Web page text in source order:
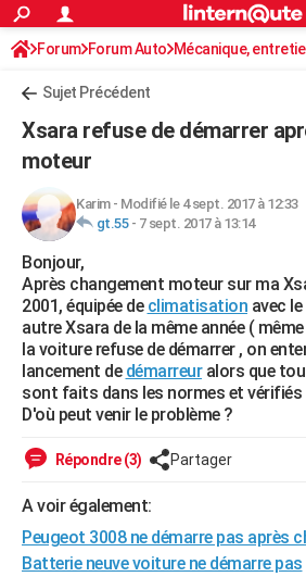
ACTUALITÉS
Politique
Société
Faits Divers
Education
Monde
Villes
+
Programme TV
Streaming
Cinéma
Sorties cinéma
Musique
FINANCE
Retraite
Impôts
Epargne
Immobilier
Risques naturels par ville
Banque
Assurance
Crédit
AUTO
Essais
Réserver un essai
Citadines
Berlines
SUV
Forum auto
HIGH-TECH
Mobiles
Meilleur smartphone
Internet
Ordinateurs
Jeux vidéo
Guide high-tech
+BRICOLAGE
Forum
Aménagement intérieur
Extérieur
Cuisine
Salle de bains
Jardinage
Rangement
WEEK-END
Guides de France
Escapades
Patrimoine
Expositions
Musées
Week-end nature
+LIFESTYLE
Art de vivre
Bien-être
Loisirs
Mode
Modes de vie
SANTE
Alimentation
Guide de la santé
Maladies
Médicaments
Sommeil
VOYAGE
Destinations
City break
Voyage nature
Voyage de noces
Forum
Climat
+PHOTO
GUIDES D'ACHAT
S'inscrire
Connexion
Forum Forum Auto Mécanique,
Sujet Précédent
Xsara refuse de démarrer
moteur
Karim- Modifié le 4 sept. 2017 à 12:33
gt.55- 7 sept. 2017 à 13:14
Bonjour,
Après changement moteur sur ma
2001, équipée de climatisation avec
autre Xsara de la même année (
la voiture refuse de démarrer , on
lancement de démarreuralors que
sont faits dans les normes et vérifiés
D'où peut venir le problème ?
Répondre (3) Partager
A voir également:
Peugeot 3008 ne démarre pas après
Batterie neuve voiture ne démarre pas